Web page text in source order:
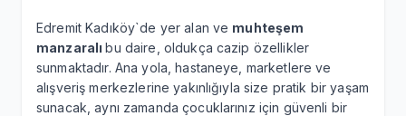
Edremit Kadıköy`de yer alan ve muhteşem
manzaralıbu daire, oldukça cazip özellikler
sunmaktadır. Ana yola, hastaneye, marketlere ve
alışveriş merkezlerine yakınlığıyla size pratik bir yaşam
sunacak, aynı zamanda çocuklarınız için güvenli bir